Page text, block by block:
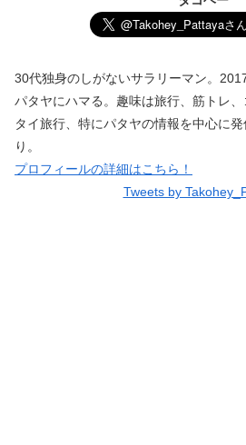
30代独身のしがないサラリーマン。
パタヤにハマる。趣味は旅行、筋トレ
タイ旅行、特にパタヤの情報を中心に
り。
プロフィールの詳細はこちら！
Tweets by